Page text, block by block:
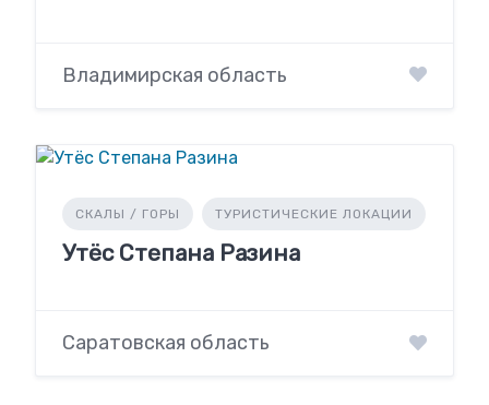
Владимирская область
СКАЛЫ / ГОРЫ ТУРИСТИЧЕСКИЕ ЛОКАЦИИ
Утёс Степана Разина
Саратовская область